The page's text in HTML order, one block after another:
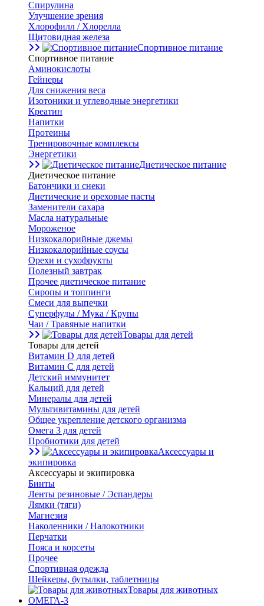
Спирулина
Улучшение зрения
Хлорофилл / Хлорелла
Щитовидная железа
Спортивное питание
Спортивное питание
Аминокислоты
Гейнеры
Для снижения веса
Изотоники и углеводные энергетики
Креатин
Напитки
Протеины
Тренировочные комплексы
Энергетики
Диетическое питание
Диетическое питание
Батончики и снеки
Диетические и ореховые пасты
Заменители сахара
Масла натуральные
Мороженое
Низкокалорийные джемы
Низкокалорийные соусы
Орехи и сухофрукты
Полезный завтрак
Прочее диетическое питание
Сиропы и топпинги
Смеси для выпечки
Суперфуды / Мука / Крупы
Чаи / Травяные напитки
Товары для детей
Товары для детей
Витамин D для детей
Витамин С для детей
Детский иммунитет
Кальций для детей
Минералы для детей
Мультивитамины для детей
Общее укрепление детского организма
Омега 3 для детей
Пробиотики для детей
Аксессуары и
экипировка
Аксессуары и экипировка
Бинты
Ленты резиновые / Эспандеры
Лямки (тяги)
Магнезия
Наколенники / Налокотники
Перчатки
Пояса и корсеты
Прочее
Спортивная одежда
Шейкеры, бутылки, таблетницы
Товары для животных
ОМЕГА-3